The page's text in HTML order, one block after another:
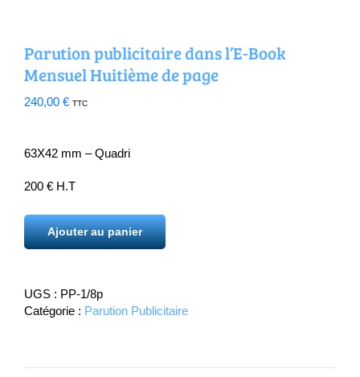
Parution publicitaire dans l’E-Book
Mensuel Huitième de page
240,00 € TTC
63X42 mm – Quadri
200 € H.T
Ajouter au panier
UGS : PP-1/8p
Catégorie : Parution Publicitaire